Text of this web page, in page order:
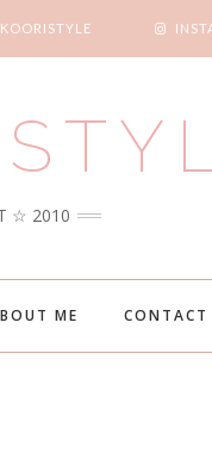
☆ 2010
ME CONTACT